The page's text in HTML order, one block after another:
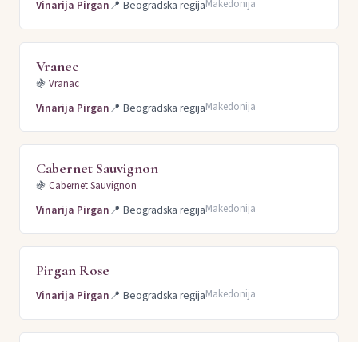
Vinarija Pirgan📍 Beogradska regijaMakedonija
Vranec
🍇 Vranac
Vinarija Pirgan📍 Beogradska regijaMakedonija
Cabernet Sauvignon
🍇 Cabernet Sauvignon
Vinarija Pirgan📍 Beogradska regijaMakedonija
Pirgan Rose
Vinarija Pirgan📍 Beogradska regijaMakedonija